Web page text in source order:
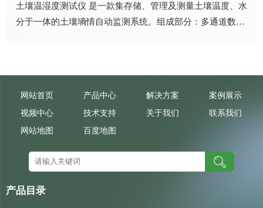
​土壤温湿度测试仪 是一款集存储、管理及测量土壤温度、水
分于一体的土壤墒情自动监测系统。组成部分：多通道数据
网站首页 产品中心 解决方案
案例展示
视频中心
技术支持 关于我们
联系我们
网站地图
百度地图
产品目录